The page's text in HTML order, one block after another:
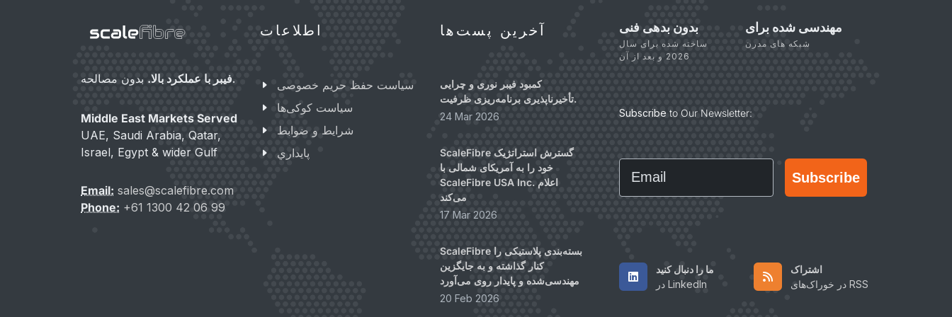
فیبر با عملکرد بالا.بدون مصالحه.
Middle East Markets Served
UAE, Saudi Arabia, Qatar,
Israel, Egypt & wider Gulf
Email: sales@scalefibre.com
Phone: +61 1300 42 06 99
اطلاعات
سیاست حفظ حریم خصوصی
سیاست کوکی‌ها
شرایط و ضوابط
پایداري
آخرین پست‌ها
کمبود فیبر نوری و چرایی
تأخیرناپذیری برنامه‌ریزی ظرفیت.
24 Mar 2026
ScaleFibre گسترش استراتژیک
خود را به آمریکای شمالی با
ScaleFibre USA Inc. اعلام
می‌کند
17 Mar 2026
ScaleFibre بسته‌بندی پلاستیکی را
کنار گذاشته و به جایگزین
مهندسی‌شده و پایدار روی می‌آورد
20 Feb 2026
بدون بدهی فنی
ساخته شده برای سال
2026 و بعد از آن
مهندسی شده برای
شبکه های مدرن
Subscribe to Our Newsletter:
Email
Subscribe
ما را دنبال کنید
در LinkedIn
اشتراک
در خوراک‌های RSS